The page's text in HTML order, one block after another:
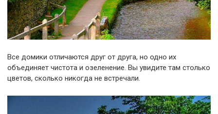
Все домики отличаются друг от друга, но одно их
объединяет чистота и озеленение. Вы увидите там столько
цветов, сколько никогда не встречали.